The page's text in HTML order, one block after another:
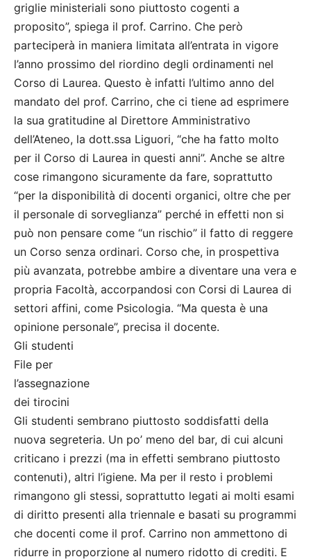
griglie ministeriali sono piuttosto cogenti a
proposito”, spiega il prof. Carrino. Che però
parteciperà in maniera limitata all’entrata in vigore
l’anno prossimo del riordino degli ordinamenti nel
Corso di Laurea. Questo è infatti l’ultimo anno del
mandato del prof. Carrino, che ci tiene ad esprimere
la sua gratitudine al Direttore Amministrativo
dell’Ateneo, la dott.ssa Liguori, “che ha fatto molto
per il Corso di Laurea in questi anni”. Anche se altre
cose rimangono sicuramente da fare, soprattutto
“per la disponibilità di docenti organici, oltre che per
il personale di sorveglianza” perché in effetti non si
può non pensare come “un rischio” il fatto di reggere
un Corso senza ordinari. Corso che, in prospettiva
più avanzata, potrebbe ambire a diventare una vera e
propria Facoltà, accorpandosi con Corsi di Laurea di
settori affini, come Psicologia. “Ma questa è una
opinione personale”, precisa il docente.
Gli studenti
File per
l’assegnazione
dei tirocini
Gli studenti sembrano piuttosto soddisfatti della
nuova segreteria. Un po’ meno del bar, di cui alcuni
criticano i prezzi (ma in effetti sembrano piuttosto
contenuti), altri l’igiene. Ma per il resto i problemi
rimangono gli stessi, soprattutto legati ai molti esami
di diritto presenti alla triennale e basati su programmi
che docenti come il prof. Carrino non ammettono di
ridurre in proporzione al numero ridotto di crediti. E